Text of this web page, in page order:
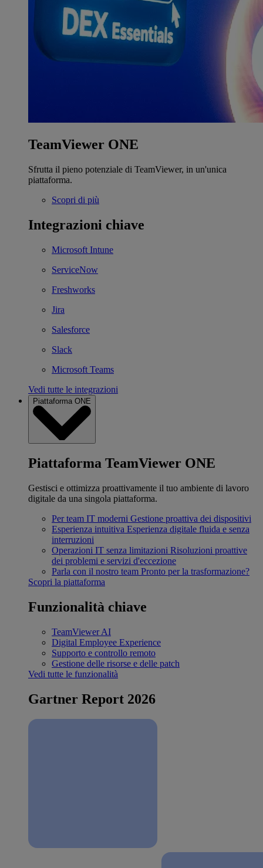
TeamViewer ONE
Sfrutta il pieno potenziale di TeamViewer, in un'unica
piattaforma.
Scopri di più
Integrazioni chiave
Microsoft Intune
ServiceNow
Freshworks
Jira
Salesforce
Slack
Microsoft Teams
Vedi tutte le integrazioni
Piattaforma ONE
Piattaforma TeamViewer ONE
Gestisci e ottimizza proattivamente il tuo ambiente di lavoro
digitale da una singola piattaforma.
Per team IT moderni Gestione proattiva dei dispositivi
Esperienza intuitiva Esperienza digitale fluida e senza
interruzioni
Operazioni IT senza limitazioni Risoluzioni proattive
dei problemi e servizi d'eccezione
Parla con il nostro team Pronto per la trasformazione?
Scopri la piattaforma
Funzionalità chiave
TeamViewer AI
Digital Employee Experience
Supporto e controllo remoto
Gestione delle risorse e delle patch
Vedi tutte le funzionalità
Gartner Report 2026